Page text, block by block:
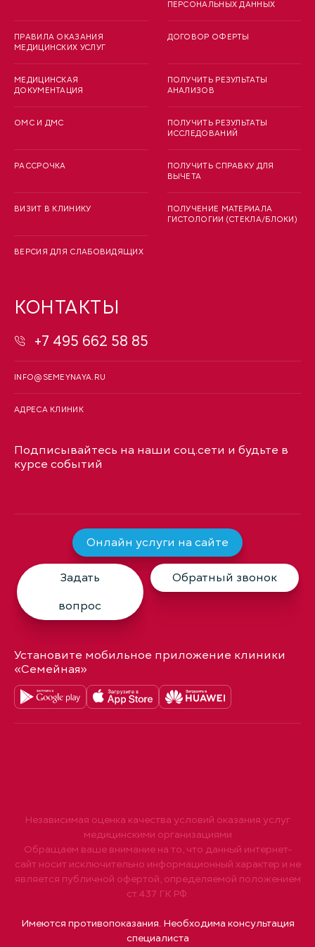
ПРАВИЛА ОКАЗАНИЯ
МЕДИЦИНСКИХ УСЛУГ
МЕДИЦИНСКАЯ
ДОКУМЕНТАЦИЯ
ОМС И ДМС
РАССРОЧКА
ВИЗИТ В КЛИНИКУ
ВЕРСИЯ ДЛЯ СЛАБОВИДЯЩИХ
ПЕРСОНАЛЬНЫХ ДАННЫХ
ДОГОВОР ОФЕРТЫ
ПОЛУЧИТЬ РЕЗУЛЬТАТЫ
АНАЛИЗОВ
ПОЛУЧИТЬ РЕЗУЛЬТАТЫ
ИССЛЕДОВАНИЙ
ПОЛУЧИТЬ СПРАВКУ ДЛЯ
ВЫЧЕТА
ПОЛУЧЕНИЕ МАТЕРИАЛА
ГИСТОЛОГИИ (СТЕКЛА/БЛОКИ)
КОНТАКТЫ
+7 495 662 58 85
INFO@SEMEYNAYA.RU
АДРЕСА КЛИНИК
Подписывайтесь на наши соц.сети и будьте в
курсе событий
Онлайн услуги на сайте
Задать
вопрос
Обратный звонок
Установите мобильное приложение клиники
«Семейная»
Независимая оценка качества условий оказания услуг
медицинскими организациями
Обращаем ваше внимание на то, что данный интернет-
сайт носит исключительно информационный характер и не
является публичной офертой, определяемой положением
ст.437 ГК РФ.
Имеются противопоказания. Необходима консультация
специалиста